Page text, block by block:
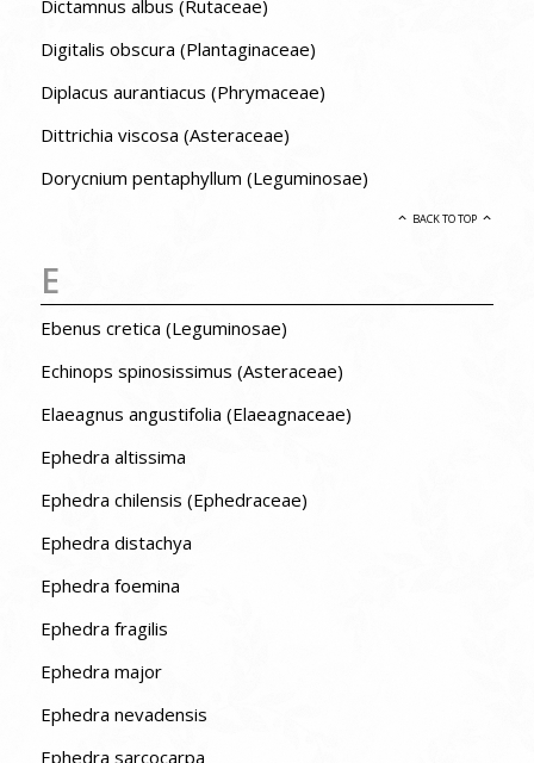
Dictamnus albus (Rutaceae)
Digitalis obscura (Plantaginaceae)
Diplacus aurantiacus (Phrymaceae)
Dittrichia viscosa (Asteraceae)
Dorycnium pentaphyllum (Leguminosae)
BACK TO TOP
E
Ebenus cretica (Leguminosae)
Echinops spinosissimus (Asteraceae)
Elaeagnus angustifolia (Elaeagnaceae)
Ephedra altissima
Ephedra chilensis (Ephedraceae)
Ephedra distachya
Ephedra foemina
Ephedra fragilis
Ephedra major
Ephedra nevadensis
Ephedra sarcocarpa